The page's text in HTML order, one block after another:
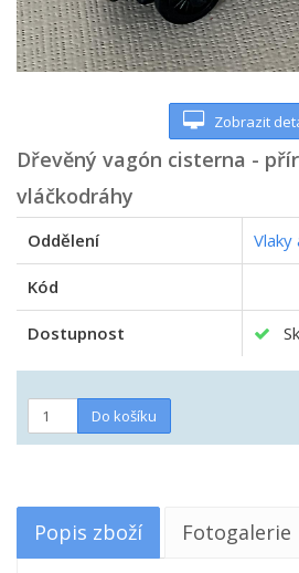
Zobrazit
Dřevěný vagón cisterna -
vláčkodráhy
Oddělení Vlaky
Kód
Dostupnost
Popis zboží Fotogalerie